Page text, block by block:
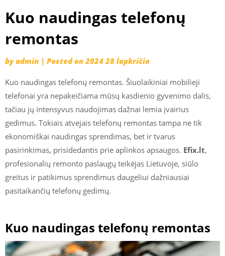
Kuo naudingas telefonų
remontas
byadmin | Posted on2024 28 lapkričio
Kuo naudingas telefonų remontas. Šiuolaikiniai mobilieji
telefonai yra nepakeičiama mūsų kasdienio gyvenimo dalis,
tačiau jų intensyvus naudojimas dažnai lemia įvairius
gedimus. Tokiais atvejais telefonų remontas tampa ne tik
ekonomiškai naudingas sprendimas, bet ir tvarus
pasirinkimas, prisidedantis prie aplinkos apsaugos. Efix.lt,
profesionalių remonto paslaugų teikėjas Lietuvoje, siūlo
greitus ir patikimus sprendimus daugeliui dažniausiai
pasitaikančių telefonų gedimų.
Kuo naudingas telefonų remontas